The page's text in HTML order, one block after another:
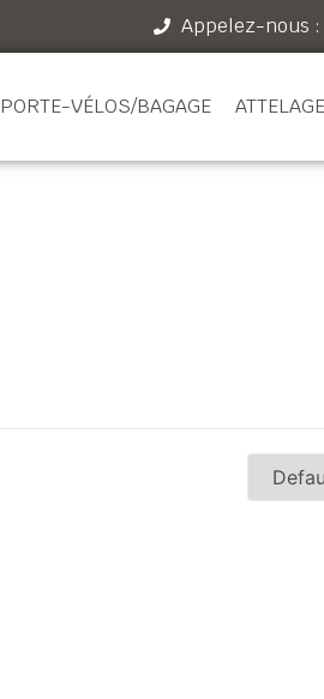
Appelez-nous :
PORTE-VÉLOS/BAGAGE ATTELAGE